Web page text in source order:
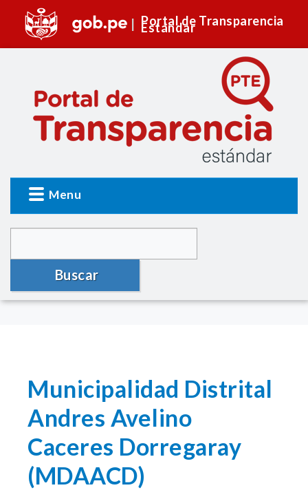
Portal de Transparencia
Estándar
Menu
Buscar
Municipalidad Distrital
Andres Avelino
Caceres Dorregaray
(MDAACD)